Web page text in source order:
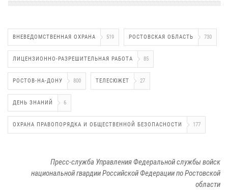
ВНЕВЕДОМСТВЕННАЯ ОХРАНА 519 РОСТОВСКАЯ ОБЛАСТЬ 730
ЛИЦЕНЗИОННО-РАЗРЕШИТЕЛЬНАЯ РАБОТА 85
РОСТОВ-НА-ДОНУ 800 ТЕЛЕСЮЖЕТ 27
ДЕНЬ ЗНАНИЙ 6
ОХРАНА ПРАВОПОРЯДКА И ОБЩЕСТВЕННОЙ БЕЗОПАСНОСТИ 177
Пресс-служба Управления Федеральной службы войск
национальной гвардии Российской Федерации по Ростовской
области